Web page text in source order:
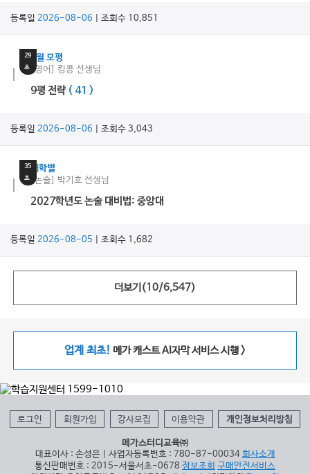
등록일 2026-08-06 | 조회수 10,851
29
초
9월 모평
[영어] 킹콩 선생님
9평 전략 ( 41 )
등록일 2026-08-06 | 조회수 3,043
35
초
대학별
[논술] 박기호 선생님
2027학년도 논술 대비법: 중앙대
등록일 2026-08-05 | 조회수 1,682
더보기(10/6,547)
업계 최초! 메가 캐스트 AI자막 서비스 시행 >
로그인 회원가입 강사모집 이용약관 개인정보처리방침
메가스터디교육㈜
대표이사 : 손성은 | 사업자등록번호 : 780-87-00034 회사소개
통신판매번호 : 2015-서울서초-0678 정보조회 구매안전서비스